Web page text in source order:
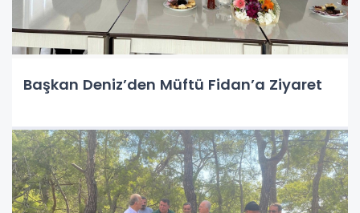
Başkan Deniz’den Müftü Fidan’a Ziyaret